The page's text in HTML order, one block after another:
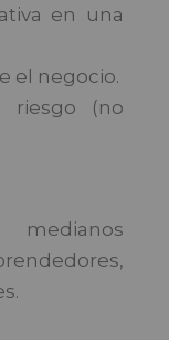
en una
el negocio.
riesgo (no